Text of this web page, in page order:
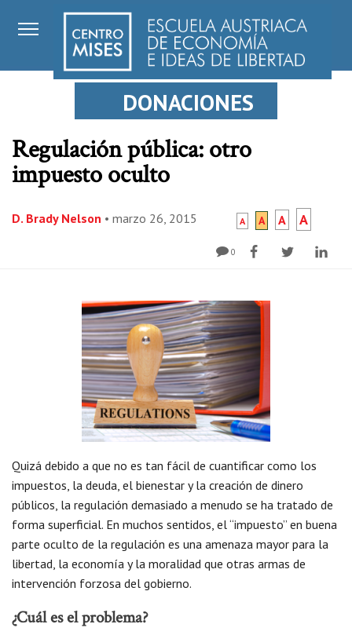
DONACIONES
Regulación pública: otro
impuesto oculto
D. Brady Nelson • marzo 26, 2015 A A A A
0
Quizá debido a que no es tan fácil de cuantificar como los
impuestos, la deuda, el bienestar y la creación de dinero
públicos, la regulación demasiado a menudo se ha tratado de
forma superficial. En muchos sentidos, el “impuesto” en buena
parte oculto de la regulación es una amenaza mayor para la
libertad, la economía y la moralidad que otras armas de
intervención forzosa del gobierno.
¿Cuál es el problema?